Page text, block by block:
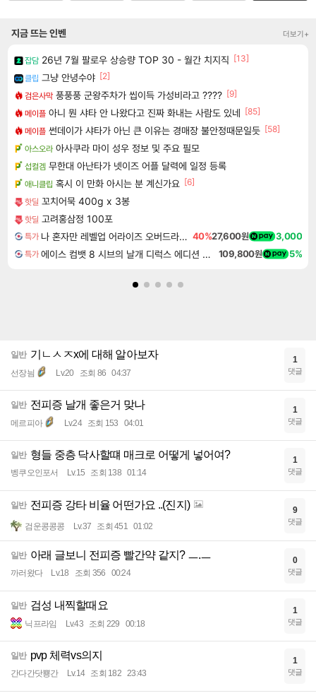
지금 뜨는 인벤 더보기+
잡담 26년 7월 팔로우 상승량 TOP 30 - 월간 치지직 [13]
클립 그냥 안녕수야 [2]
검은사막 풍풍풍 군왕주차가 씹이득 가성비라고 ???? [9]
메이플 아니 뭔 샤타 안 나왔다고 진짜 화내는 사람도 있네 [85]
메이플 썬데이가 샤타가 아닌 큰 이유는 경매장 불안정때문일듯 [58]
아스오라 아사쿠라 마이 성우 정보 및 주요 필모
섭컬겜 무한대 아난타가 넷이즈 어플 달력에 일정 등록
애니클립 혹시 이 만화 아시는 분 계신가요 [6]
핫딜 꼬치어묵 400g x 3봉
핫딜 고려홍삼정 100포
특가 나 혼자만 레벨업 어라이즈 오버드라이브 Solo Leveling Arise 40%27,600원 3,000
특가 에이스 컴뱃 8 시브의 날개 디럭스 에디션 예약구매 ACE COMBAT 8 WINGS OF THEVE Deluxe Edition 109,800원 5%
일반 기ㄴㅅㅈx에 대해 알아보자
선장늼 Lv.20 조회 86 04:37
1
댓글
일반 전피증 날개 좋은거 맞나
메르피아 Lv.24 조회 153 04:01
1
댓글
일반 형들 중층 닥사할떄 매크로 어떻게 넣어여?
벵쿠오인포서 Lv.15 조회 138 01:14
1
댓글
일반 전피증 강타 비율 어떤가요 ..(진지)
검운콩콩콩 Lv.37 조회 451 01:02
9
댓글
일반 아래 글보니 전피증 빨간약 같지? ㅡ.ㅡ
까러왔다 Lv.18 조회 356 00:24
0
댓글
일반 검성 내찍할때요
닉프라임 Lv.43 조회 229 00:18
1
댓글
일반 pvp 체력vs의지
간다간닷뿅간 Lv.14 조회 182 23:43
1
댓글